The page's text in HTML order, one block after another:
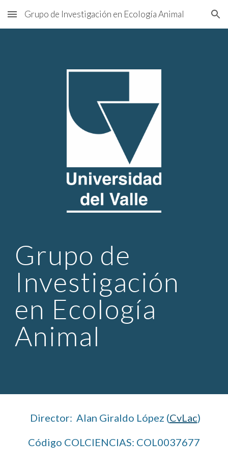
Skip to main content Skip to navigation
Grupo de Investigación en Ecología Animal
Grupo de
Investigación
en Ecología
Animal
Director:  Alan Giraldo López (CvLac)
Código COLCIENCIAS: COL0037677